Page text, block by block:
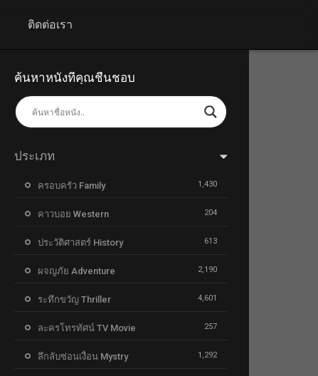
ติดต่อเรา
ค้นหาหนังที่คุณชื่นชอบ
ประเภท
ครอบครัว Family 1,430
คาวบอย Western 204
ประวัติศาสตร์ History 613
ผจญภัย Adventure 2,190
ระทึกขวัญ Thriller 4,601
ละครโทรทัศน์ TV Movie 257
ลึกลับซ่อนเงื่อน Mystry 1,292